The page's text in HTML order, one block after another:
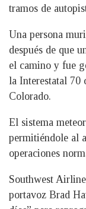
tramos de
Una persona
después de que
el camino y fue
la Interestatal 70
Colorado.
El sistema
permitiéndole al
operaciones
Southwest
portavoz Brad